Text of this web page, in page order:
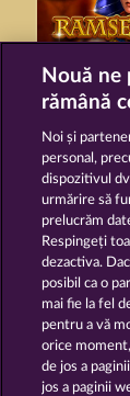
RAMSES
Nouă ne
rămână
Noi și
personal,
dispozitivul
urmărire să
prelucrăm
Respingeți
dezactiva.
posibil ca o
mai fie la fel
pentru a vă
orice
de jos a
jos a paginii